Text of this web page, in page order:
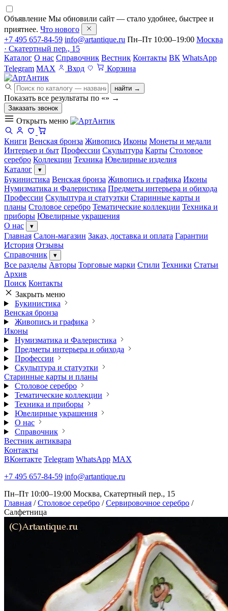
Объявление Мы обновили сайт — стало удобнее, быстрее и
приятнее. Что нового
+7 495 657-84-59 info@artantique.ru Пн–Пт 10:00–19:00 Москва
· Скатертный пер., 15
Каталог О нас Справочник Вестник Контакты ВК WhatsApp
Telegram MAX Вход Корзина
найти →
Показать все результаты по «» →
Заказать звонок
Открыть меню
Книги Венская бронза Живопись Иконы Монеты и медали
Интерьер и быт Профессии Скульптура Карты Столовое
серебро Коллекции Техника Ювелирные изделия
Каталог
▾
Букинистика Венская бронза Живопись и графика Иконы
Нумизматика и Фалеристика Предметы интерьера и обихода
Профессии Скульптура и статуэтки Старинные карты и
планы Столовое серебро Тематические коллекции Техника и
приборы Ювелирные украшения
О нас
▾
Главная Салон-магазин Заказ, доставка и оплата Гарантии
История Отзывы
Справочник
▾
Все разделы Авторы Торговые марки Стили Техники Статьи
Архив
Поиск Контакты
Закрыть меню
Букинистика
Венская бронза
Живопись и графика
Иконы
Нумизматика и Фалеристика
Предметы интерьера и обихода
Профессии
Скульптура и статуэтки
Старинные карты и планы
Столовое серебро
Тематические коллекции
Техника и приборы
Ювелирные украшения
О нас
Справочник
Вестник антиквара
Контакты
ВКонтакте Telegram WhatsApp MAX
+7 495 657-84-59 info@artantique.ru
Пн–Пт 10:00–19:00 Москва, Скатертный пер., 15
Главная / Столовое серебро / Сервировочное серебро /
Салфетница